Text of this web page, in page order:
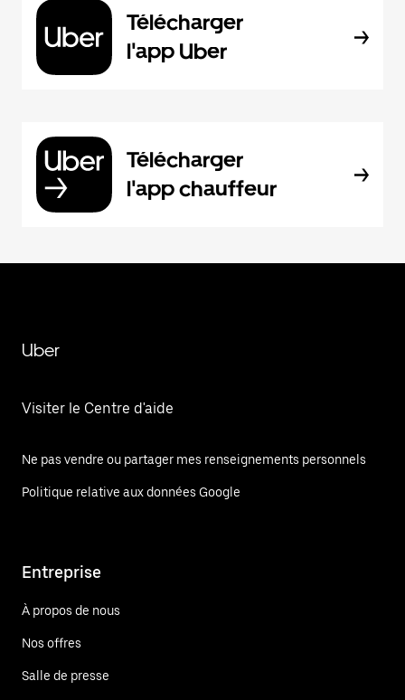
Télécharger
l'app Uber
Télécharger
l'app chauffeur
Uber
Visiter le Centre d'aide
Ne pas vendre ou partager mes renseignements personnels
Politique relative aux données Google
Entreprise
À propos de nous
Nos offres
Salle de presse